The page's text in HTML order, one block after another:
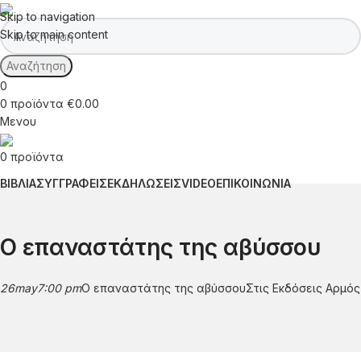
Skip to navigation
Skip to main content
Αναζήτηση
0
0 προϊόντα €0.00
Μενου
0 προϊόντα
ΒΙΒΛΙΑΣΥΓΓΡΑΦΕΙΣΕΚΔΗΛΩΣΕΙΣVIDEOΕΠΙΚΟΙΝΩΝΙΑ
Ο επαναστάτης της αβύσσου
26may7:00 pmΟ επαναστάτης της αβύσσουΣτις Εκδόσεις Αρμός